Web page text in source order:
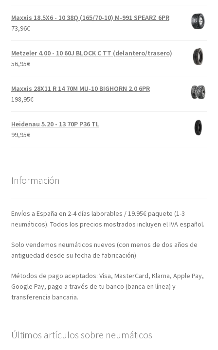
Maxxis 18.5X6 - 10 38Q (165/70-10) M-991 SPEARZ 6PR
73,96€
Metzeler 4.00 - 10 60J BLOCK C TT (delantero/trasero)
56,95€
Maxxis 28X11 R 14 70M MU-10 BIGHORN 2.0 6PR
198,95€
Heidenau 5.20 - 13 70P P36 TL
99,95€
Información
Envíos a España en 2-4 días laborables / 19.95€ paquete (1-3
neumáticos). Todos los precios mostrados incluyen el IVA español.
Solo vendemos neumáticos nuevos (con menos de dos años de
antigüedad desde su fecha de fabricación)
Métodos de pago aceptados: Visa, MasterCard, Klarna, Apple Pay,
Google Pay, pago a través de tu banco (banca en línea) y
transferencia bancaria.
Últimos artículos sobre neumáticos